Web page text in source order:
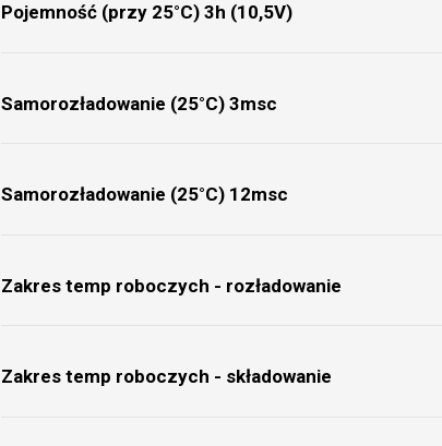
Pojemność (przy 25°C) 3h (10,5V)
Samorozładowanie (25°C) 3msc
Samorozładowanie (25°C) 12msc
Zakres temp roboczych - rozładowanie
Zakres temp roboczych - składowanie